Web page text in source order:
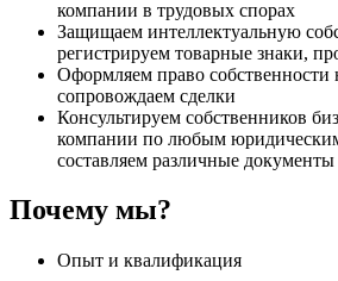
компании в трудовых спорах
Защищаем интеллектуальную
регистрируем товарные знаки,
Оформляем право собственности
сопровождаем сделки
Консультируем собственников
компании по любым
составляем различные документы
Почему мы?
Опыт и квалификация